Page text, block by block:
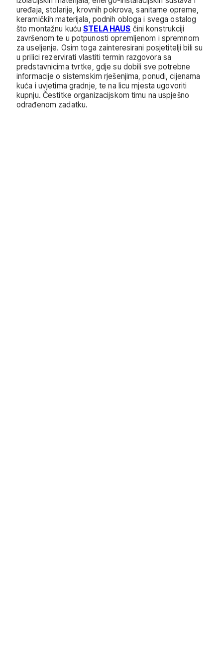
uređaja, stolarije, krovnih pokrova, sanitarne opreme,
keramičkih materijala, podnih obloga i svega ostalog
što montažnu kućuSTELA HAUS čini konstrukciji
završenom te u potpunosti opremljenom i spremnom
za useljenje. Osim toga zainteresirani posjetitelji bili su
u prilici rezervirati vlastiti termin razgovora sa
predstavnicima tvrtke, gdje su dobili sve potrebne
informacije o sistemskim rješenjima, ponudi, cijenama
kuća i uvjetima gradnje, te na licu mjesta ugovoriti
kupnju. Čestitke organizacijskom timu na uspješno
odrađenom zadatku.